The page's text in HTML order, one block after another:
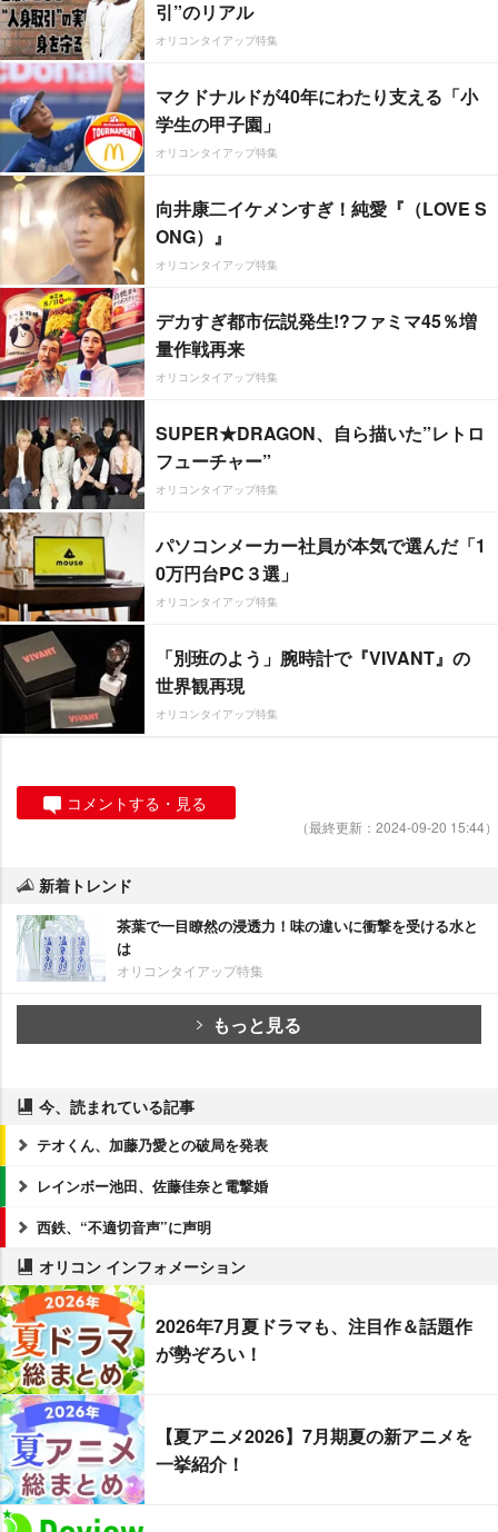
引”のリアル
オリコンタイアップ特集
マクドナルドが40年にわたり支える「小
学生の甲子園」
オリコンタイアップ特集
向井康二イケメンすぎ！純愛『（LOVE S
ONG）』
オリコンタイアップ特集
デカすぎ都市伝説発生!?ファミマ45％増
量作戦再来
オリコンタイアップ特集
SUPER★DRAGON、自ら描いた”レトロ
フューチャー”
オリコンタイアップ特集
パソコンメーカー社員が本気で選んだ「1
0万円台PC３選」
オリコンタイアップ特集
「別班のよう」腕時計で『VIVANT』の
世界観再現
オリコンタイアップ特集
コメントする・見る
（最終更新：2024-09-20 15:44）
新着トレンド
茶葉で一目瞭然の浸透力！味の違いに衝撃を受ける水と
は
オリコンタイアップ特集
もっと見る
今、読まれている記事
テオくん、加藤乃愛との破局を発表
レインボー池田、佐藤佳奈と電撃婚
西鉄、“不適切音声”に声明
オリコン インフォメーション
2026年7月夏ドラマも、注目作＆話題作
が勢ぞろい！
【夏アニメ2026】7月期夏の新アニメを
一挙紹介！